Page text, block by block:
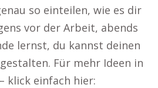
so einteilen, wie es dir
vor der Arbeit, abends
lernst, du kannst deinen
Für mehr Ideen in
klick einfach hier: